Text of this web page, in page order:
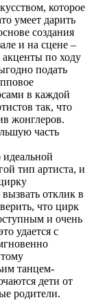
которое
умеет дарить
создания
и на сцене –
акценты по ходу
подать
в каждой
так, что
жонглеров.
часть
тип артиста, и
отклик в
что цирк
и очень
удается с
танцем-
дети от
родители.